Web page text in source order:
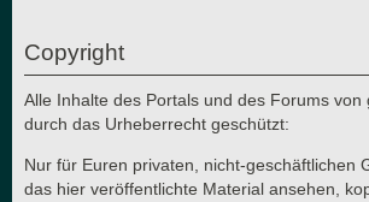
Copyright
Alle Inhalte des Portals und des Forums von
durch das Urheberrecht geschützt:
Nur für Euren privaten, nicht-geschäftlichen
das hier veröffentlichte Material ansehen,